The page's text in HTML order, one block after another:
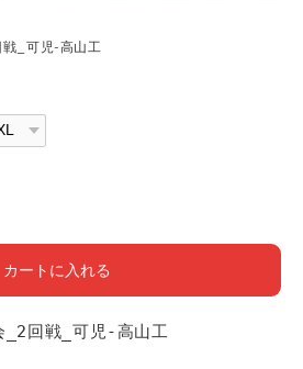
_可児-高山工
カートに入れる
_2回戦_可児-高山工